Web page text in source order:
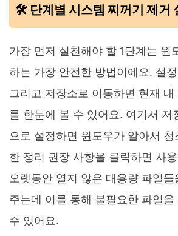
🛠️ 단계별 시스템 찌꺼기 제거
가장 먼저 실천해야 할 1단계는 윈
하는 가장 안전한 방법이에요. 설
그리고 저장소로 이동하면 현재
를 한눈에 볼 수 있어요. 여기서 저
으로 설정하면 윈도우가 알아서
한 정리 권장 사항을 클릭하면 사
오랫동안 열지 않은 대용량 파일들
주는데 이를 통해 불필요한 파일을
수 있어요.